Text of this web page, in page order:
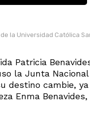
la Universidad Católica
Patricia
la Junta
destino cambie,
Enma